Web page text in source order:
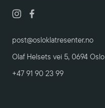
post@osloklatresenter.no
Olaf Helsets vei 5, 0694 Oslo
+47 91 90 23 99